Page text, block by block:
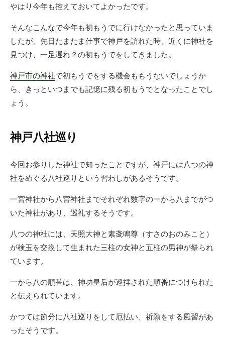
やはり今年も控えておいてよかったです。
そんなこんなで今年も初もうでに行けなかったと思っていま
したが、先日たまたま仕事で神戸を訪れた時、近くに神社を
見つけ、一足遅れ？の初もうでをしてきました。
神戸市の神社で初もうでをする機会ももうないでしょうか
ら、きっといつまでも記憶に残る初もうでとなったことでし
ょう。
神戸八社巡り
今回お参りした神社で知ったことですが、神戸には八つの神
社をめぐる八社巡りという習わしがあるそうです。
一宮神社から八宮神社までそれぞれ数字の一から八までがつ
いた神社があり、巡礼するそうです。
八つの神社には、天照大神と素戔鳴尊（すさのおのみこと）
が検玉を交換して生まれた三柱の女神と五柱の男神が祭られ
ています。
一から八の順番は、神功皇后が巡拝された順番につけられた
と伝えられています。
かつては節分に八社巡りをして厄払い、祈願をする風習があ
ったそうです。